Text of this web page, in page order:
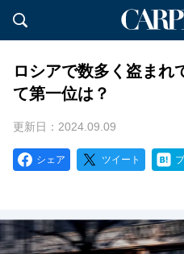
ロシアで数多く盗まれ
て第一位は？
更新日：2024.09.09
シェア ツイート